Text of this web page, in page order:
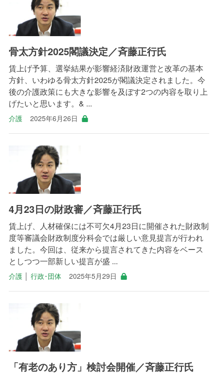
骨太方針2025閣議決定／斉藤正行氏
賃上げ予算、選挙結果が影響経済財政運営と改革の基本
方針、いわゆる骨太方針2025が閣議決定されました。今
後の介護政策にも大きな影響を及ぼす2つの内容を取り上
げたいと思います。& ...
介護 2025年6月26日
4月23日の財政審／斉藤正行氏
賃上げ、人材確保には不可欠4月23日に開催された財政制
度等審議会財政制度分科会では厳しい意見提言が行われ
ました。今回は、従来から提言されてきた内容をベース
としつつ一部新しい提言が盛 ...
介護│ 行政･団体 2025年5月29日
「有老のあり方」検討会開催／斉藤正行氏